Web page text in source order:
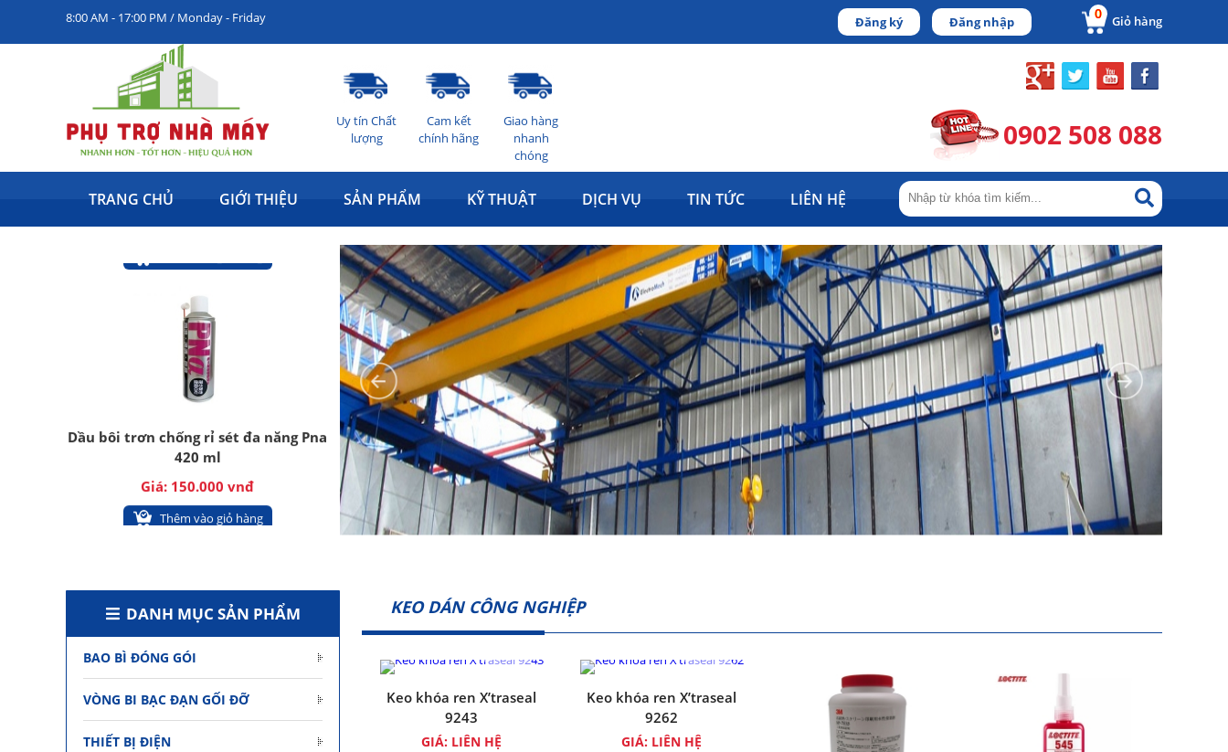
8:00 AM - 17:00 PM / Monday - Friday 0 Giỏ hàng
Đăng ký Đăng nhập
Uy tín Chất
lượng
Cam kết
chính hãng
Giao hàng
nhanh
chóng
0902 508 088
TRANG CHỦ GIỚI THIỆU SẢN PHẨM KỸ THUẬT DỊCH VỤ TIN TỨC LIÊN HỆ
Giá: Liên hệ
Thêm vào giỏ hàng
Dầu bôi trơn chống rỉ sét đa năng Pna
420 ml
Giá: 150.000 vnđ
Thêm vào giỏ hàng
Giá: Liên hệ
Thêm vào giỏ hàng
KEO DÁN CÔNG NGHIỆP
Keo khóa ren X’traseal
9243
GIÁ: LIÊN HỆ
Keo khóa ren X’traseal
9262
GIÁ: LIÊN HỆ
DANH MỤC SẢN PHẨM
BAO BÌ ĐÓNG GÓI
VÒNG BI BẠC ĐẠN GỐI ĐỠ
THIẾT BỊ ĐIỆN